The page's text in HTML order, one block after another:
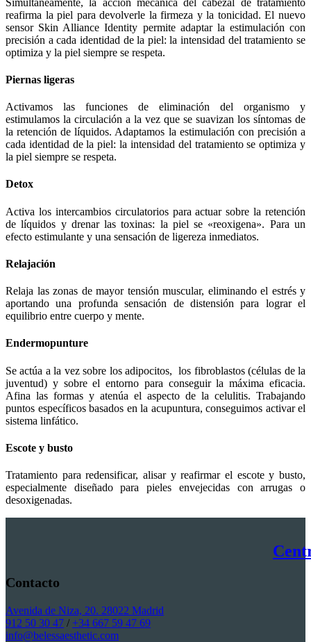
reafirma la piel para devolverle la firmeza y la tonicidad. El nuevo
sensor Skin Alliance Identity permite adaptar la estimulación con
precisión a cada identidad de la piel: la intensidad del tratamiento se
optimiza y la piel siempre se respeta.
Piernas ligeras
Activamos las funciones de eliminación del organismo y
estimulamos la circulación a la vez que se suavizan los síntomas de
la retención de líquidos. Adaptamos la estimulación con precisión a
cada identidad de la piel: la intensidad del tratamiento se optimiza y
la piel siempre se respeta.
Detox
Activa los intercambios circulatorios para actuar sobre la retención
de líquidos y drenar las toxinas: la piel se «reoxigena». Para un
efecto estimulante y una sensación de ligereza inmediatos.
Relajación
Relaja las zonas de mayor tensión muscular, eliminando el estrés y
aportando una profunda sensación de distensión para lograr el
equilibrio entre cuerpo y mente.
Endermopunture
Se actúa a la vez sobre los adipocitos, los fibroblastos (células de la
juventud) y sobre el entorno para conseguir la máxima eficacia.
Afina las formas y atenúa el aspecto de la celulitis. Trabajando
puntos específicos basados en la acupuntura, conseguimos activar el
sistema linfático.
Escote y busto
Tratamiento para redensificar, alisar y reafirmar el escote y busto,
especialmente diseñado para pieles envejecidas con arrugas o
desoxigenadas.
Contacto
Avenida de Niza, 20. 28022 Madrid
912 50 30 47 / +34 667 59 47 69
info@belessaesthetic.com